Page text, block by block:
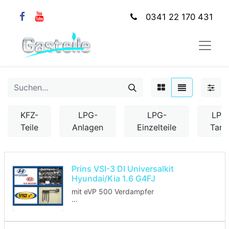
0341 22 170 431
KFZ-
Teile
LPG-
Anlagen
LPG-
Einzelteile
Prins VSI-3 DI Universalkit
Hyundai/Kia 1.6 G4FJ
mit eVP 500 Verdampfer
Leistung in KW: 130/132/137/147/150